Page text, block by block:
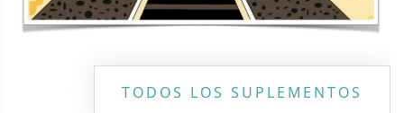
TODOS LOS SUPLEMENTOS